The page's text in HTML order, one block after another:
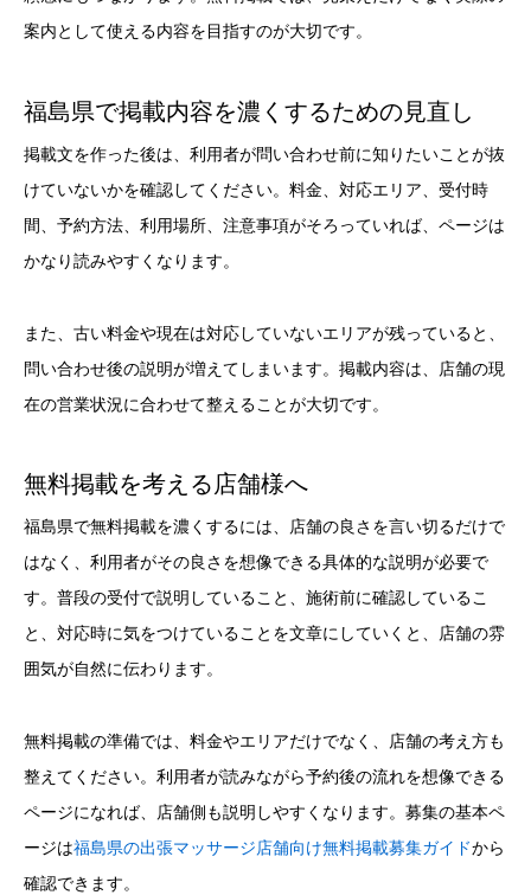
案内として使える内容を目指すのが大切です。
福島県で掲載内容を濃くするための見直し
掲載文を作った後は、利用者が問い合わせ前に知りたいことが抜
けていないかを確認してください。料金、対応エリア、受付時
間、予約方法、利用場所、注意事項がそろっていれば、ページは
かなり読みやすくなります。
また、古い料金や現在は対応していないエリアが残っていると、
問い合わせ後の説明が増えてしまいます。掲載内容は、店舗の現
在の営業状況に合わせて整えることが大切です。
無料掲載を考える店舗様へ
福島県で無料掲載を濃くするには、店舗の良さを言い切るだけで
はなく、利用者がその良さを想像できる具体的な説明が必要で
す。普段の受付で説明していること、施術前に確認しているこ
と、対応時に気をつけていることを文章にしていくと、店舗の雰
囲気が自然に伝わります。
無料掲載の準備では、料金やエリアだけでなく、店舗の考え方も
整えてください。利用者が読みながら予約後の流れを想像できる
ページになれば、店舗側も説明しやすくなります。募集の基本ペ
ージは福島県の出張マッサージ店舗向け無料掲載募集ガイドから
確認できます。